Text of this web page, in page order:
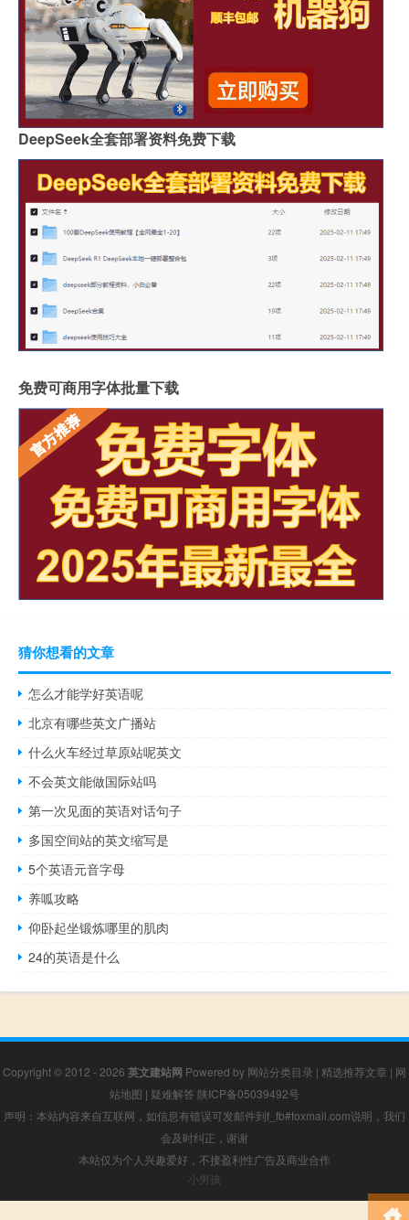
DeepSeek全套部署资料免费下载
免费可商用字体批量下载
猜你想看的文章
怎么才能学好英语呢
北京有哪些英文广播站
什么火车经过草原站呢英文
不会英文能做国际站吗
第一次见面的英语对话句子
多国空间站的英文缩写是
5个英语元音字母
养呱攻略
仰卧起坐锻炼哪里的肌肉
24的英语是什么
Copyright © 2012 - 2026 英文建站网 Powered by 网站分类目录 | 精选推荐文章 | 网
站地图 | 疑难解答 陕ICP备05039492号
声明：本站内容来自互联网，如信息有错误可发邮件到f_fb#foxmail.com说明，我们
会及时纠正，谢谢
本站仅为个人兴趣爱好，不接盈利性广告及商业合作
小男孩